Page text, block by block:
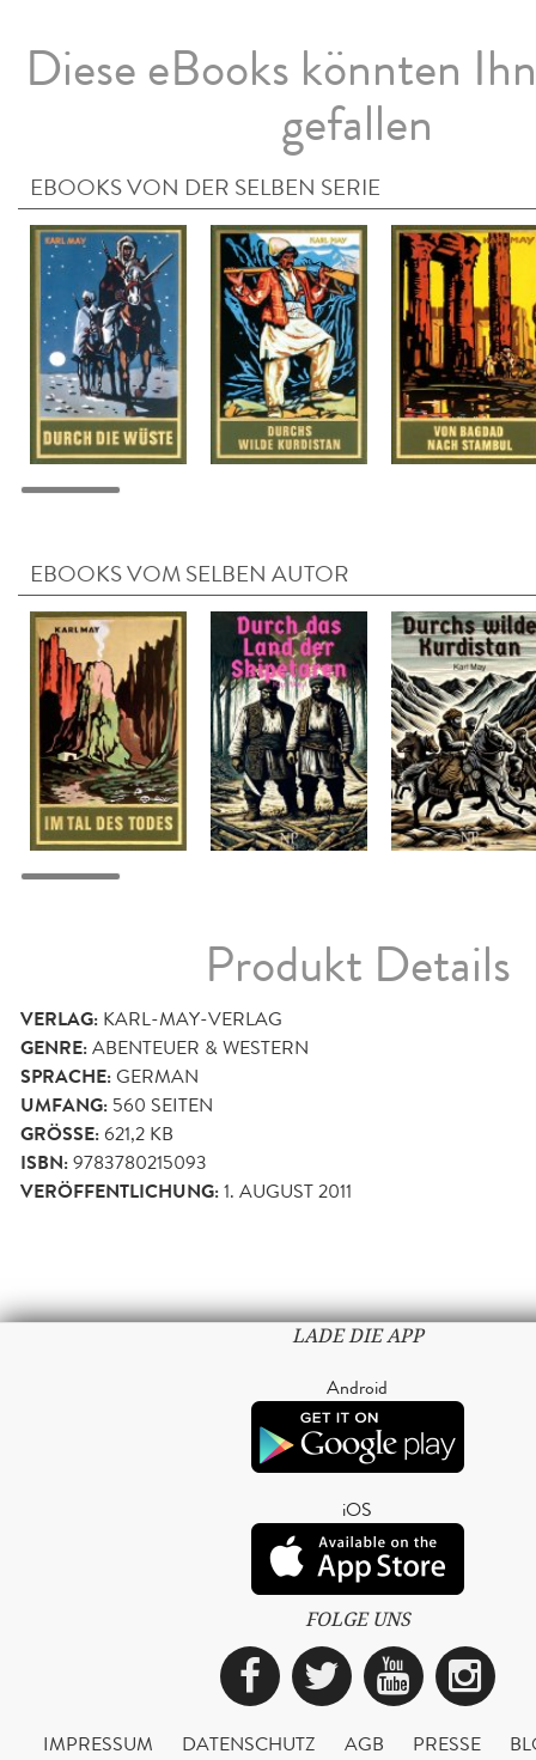
Diese eBooks könnten
gefallen
EBOOKS VON DER SELBEN SERIE
EBOOKS VOM SELBEN AUTOR
Produkt Details
VERLAG: KARL-MAY-VERLAG
GENRE:ABENTEUER & WESTERN
SPRACHE:GERMAN
UMFANG: 560 SEITEN
GRÖSSE: 621,2 KB
ISBN:9783780215093
VERÖFFENTLICHUNG:1. AUGUST 2011
LADE DIE APP
Android
iOS
FOLGE UNS
Facebook
Twitter
IMPRESSUM DATENSCHUTZ AGB PRESSE